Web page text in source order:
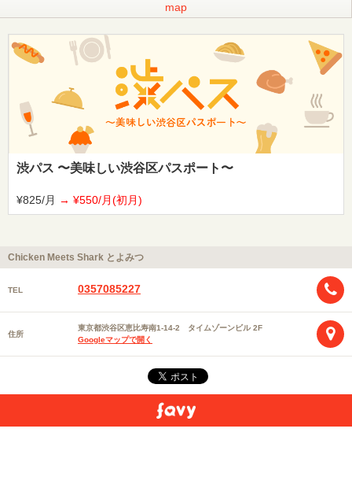
map
渋パス 〜美味しい渋谷区パスポート〜
¥825/月 ¥550/月(初月)
Chicken Meets Shark とよみつ
TEL 0357085227
住所
東京都渋谷区恵比寿南1-14-2 タイムゾーンビル 2F
Googleマップで開く